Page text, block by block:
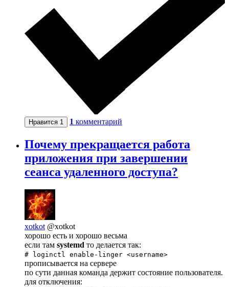
Нравится 1 1 комментарий
Почему прекращается работа
приложения при завершении
сеанса удаленного доступа?
xotkot @xotkot
хорошо есть и хорошо весьма
если там systemd то делается так:
# loginctl enable-linger <username>
прописывается на сервере
по сути данная команда держит состояние пользователя.
для отключения: